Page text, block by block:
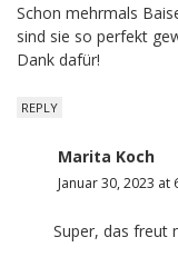
Schon mehrmals
sind sie so perfekt
Dank dafür!
REPLY
Marita Koch
Januar 30, 2023 at
Super, das freut